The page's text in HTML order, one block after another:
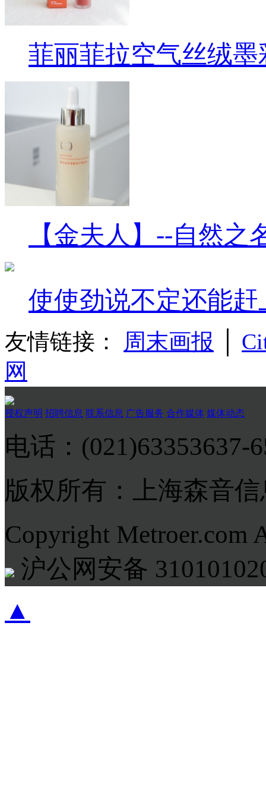
菲丽菲拉空气丝绒
【金夫人】--自然之
使使劲说不定还能
友情链接： 周末画报
网
授权声明 招聘信息 联系信息 广告服务 合作媒体 媒体动态
电话：(021)63353637-
版权所有：上海森音
Copyright Metroer.com
沪公网安备
▲